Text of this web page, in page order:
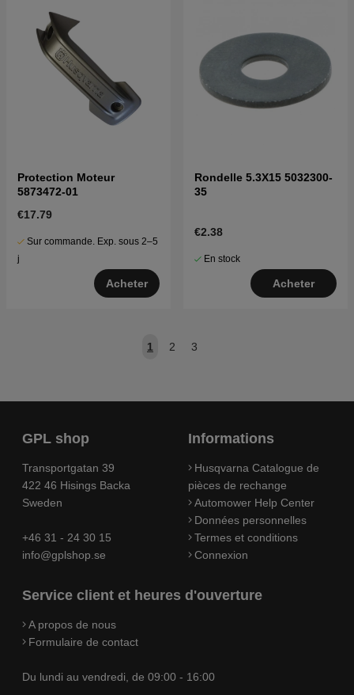
Protection Moteur
5873472-01
€17.79
Sur commande. Exp. sous 2–5
j
Acheter
Rondelle 5.3X15 5032300-
35
€2.38
En stock
Acheter
1 2 3
GPL shop
Transportgatan 39
422 46 Hisings Backa
Sweden
+46 31 - 24 30 15
info@gplshop.se
Informations
Husqvarna Catalogue de
pièces de rechange
Automower Help Center
Données personnelles
Termes et conditions
Connexion
Service client et heures d'ouverture
A propos de nous
Formulaire de contact
Du lundi au vendredi, de 09:00 - 16:00